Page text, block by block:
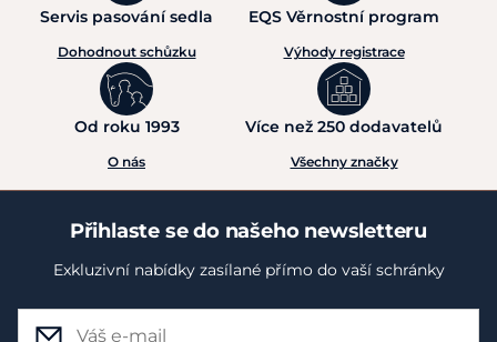
Servis pasování sedla
Dohodnout schůzku
EQS Věrnostní program
Výhody registrace
Od roku 1993
O nás
Více než 250 dodavatelů
Všechny značky
Přihlaste se do našeho newsletteru
Exkluzivní nabídky zasílané přímo do vaší schránky